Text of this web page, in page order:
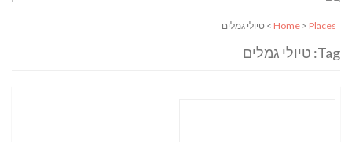
Home > Places > טיולי גמלים
Tag: טיולי גמלים